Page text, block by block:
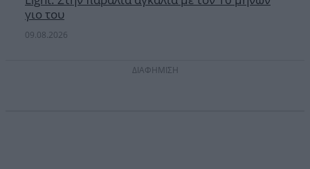
γιο του
09.08.2026
ΔΙΑΦΗΜΙΣΗ